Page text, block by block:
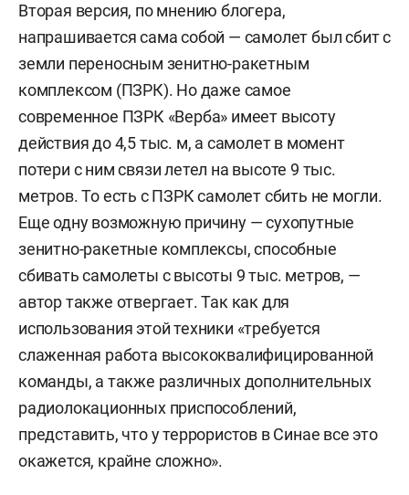
Вторая версия, по мнению блогера,
напрашивается сама собой — самолет был сбит с
земли переносным зенитно-ракетным
комплексом (ПЗРК). Но даже самое
современное ПЗРК «Верба» имеет высоту
действия до 4,5 тыс. м, а самолет в момент
потери с ним связи летел на высоте 9 тыс.
метров. То есть с ПЗРК самолет сбить не могли.
Еще одну возможную причину — сухопутные
зенитно-ракетные комплексы, способные
сбивать самолеты с высоты 9 тыс. метров, —
автор также отвергает. Так как для
использования этой техники «требуется
слаженная работа высококвалифицированной
команды, а также различных дополнительных
радиолокационных приспособлений,
представить, что у террористов в Синае все это
окажется, крайне сложно».